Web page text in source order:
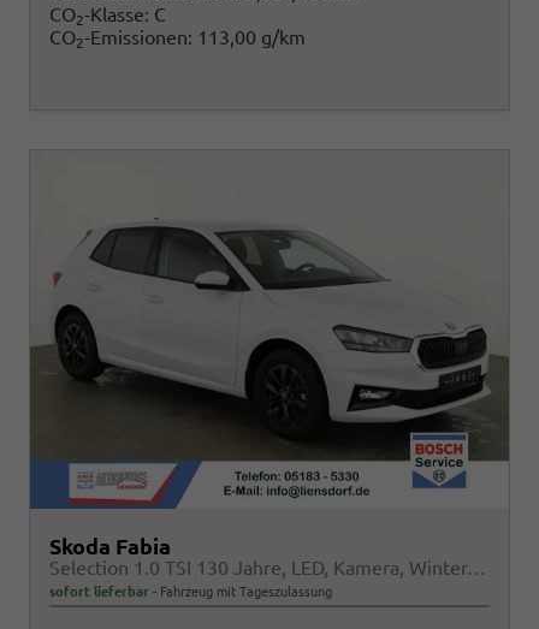
CO2-Klasse: C
CO2-Emissionen: 113,00 g/km
Skoda Fabia
Selection 1.0 TSI 130 Jahre, LED, Kamera, Winter, Sunset, 15-Zoll
sofort lieferbar Fahrzeug mit Tageszulassung